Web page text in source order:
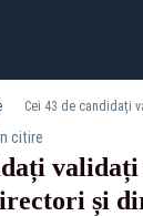
citire
și